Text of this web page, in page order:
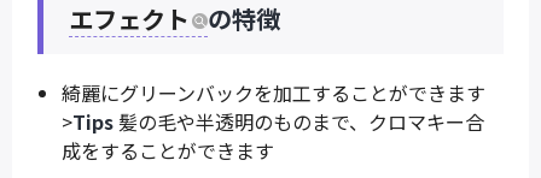
エフェクト の特徴
綺麗にグリーンバックを加工することができます
>Tips 髪の毛や半透明のものまで、クロマキー合
成をすることができます